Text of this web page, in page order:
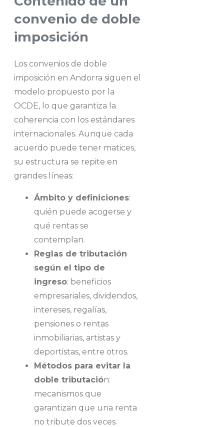
convenio de doble
imposición
Los convenios de doble
imposición en Andorra siguen el
modelo propuesto por la
OCDE, lo que garantiza la
coherencia con los estándares
internacionales. Aunque cada
acuerdo puede tener matices,
su estructura se repite en
grandes líneas:
Ámbito y definiciones:
quién puede acogerse y
qué rentas se
contemplan.
Reglas de tributación
según el tipo de
ingreso: beneficios
empresariales, dividendos,
intereses, regalías,
pensiones o rentas
inmobiliarias, artistas y
deportistas, entre otros.
Métodos para evitar la
doble tributación:
mecanismos que
garantizan que una renta
no tribute dos veces.